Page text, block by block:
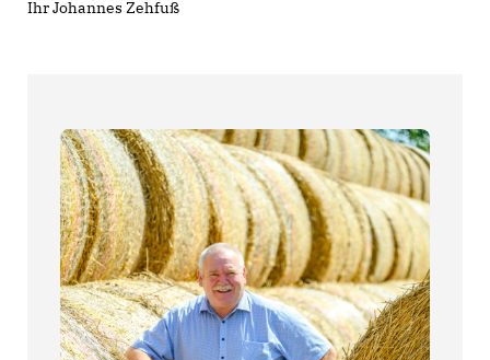
Ihr Johannes Zehfuß